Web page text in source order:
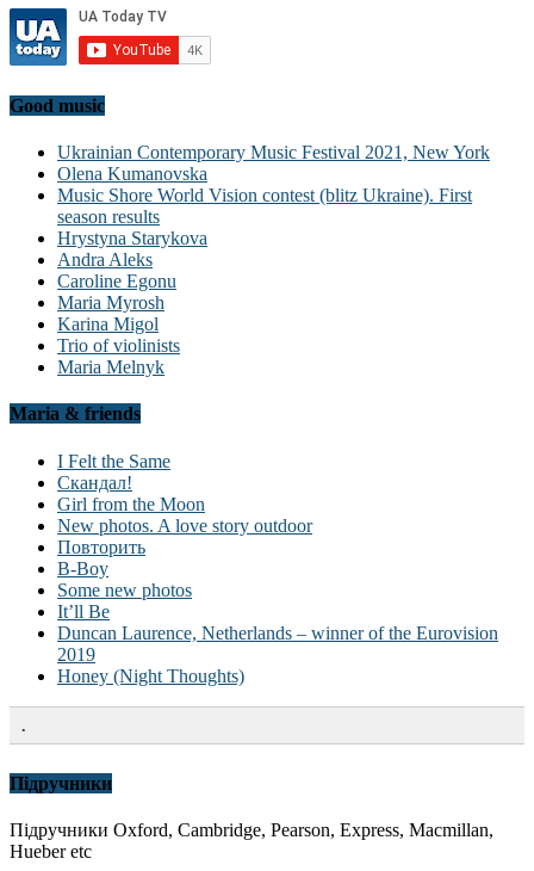
Good music
Ukrainian Contemporary Music Festival 2021, New York
Olena Kumanovska
Music Shore World Vision contest (blitz Ukraine). First
season results
Hrystyna Starykova
Andra Aleks
Caroline Egonu
Maria Myrosh
Karina Migol
Trio of violinists
Maria Melnyk
Maria & friends
I Felt the Same
Скандал!
Girl from the Moon
New photos. A love story outdoor
Повторить
B-Boy
Some new photos
It’ll Be
Duncan Laurence, Netherlands – winner of the Eurovision
2019
Honey (Night Thoughts)
.
Підручники
Підручники Oxford, Cambridge, Pearson, Express, Macmillan,
Hueber etc